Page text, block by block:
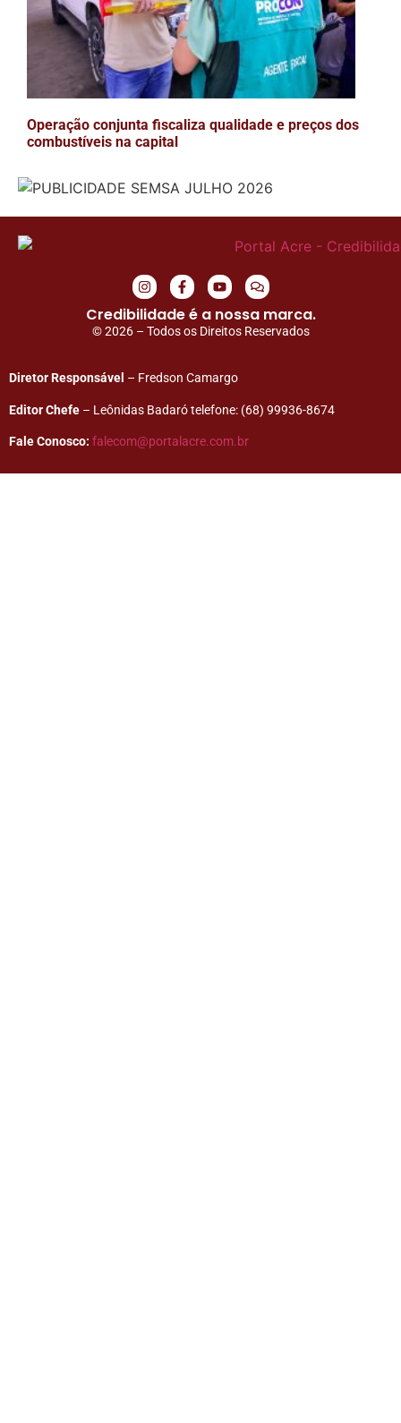
Operação conjunta fiscaliza qualidade e preços dos
combustíveis na capital
Credibilidade é a nossa marca.
© 2026 – Todos os Direitos Reservados
Diretor Responsável – Fredson Camargo
Editor Chefe – Leônidas Badaró telefone: (68) 99936-8674
Fale Conosco: falecom@portalacre.com.br